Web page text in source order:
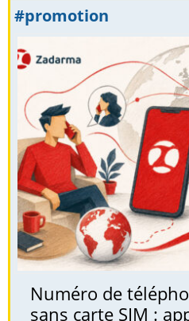
#promotion
Numéro de
sans carte SIM :